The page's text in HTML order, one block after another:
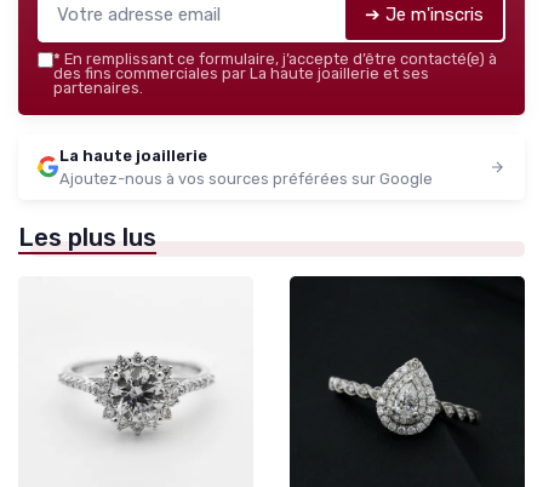
➔ Je m'inscris
* En remplissant ce formulaire, j’accepte d’être contacté(e) à
des fins commerciales par La haute joaillerie et ses
partenaires.
La haute joaillerie
Ajoutez-nous à vos sources préférées sur Google
Les plus lus